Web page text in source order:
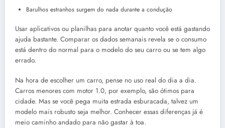
Barulhos estranhos surgem do nada durante a condução
Usar aplicativos ou planilhas para anotar quanto você está gastando
ajuda bastante. Comparar os dados semanais revela se o consumo
está dentro do normal para o modelo do seu carro ou se tem algo
errado.
Na hora de escolher um carro, pense no uso real do dia a dia.
Carros menores com motor 1.0, por exemplo, são ótimos para
cidade. Mas se você pega muita estrada esburacada, talvez um
modelo mais robusto seja melhor. Conhecer essas diferenças já é
meio caminho andado para não gastar à toa.